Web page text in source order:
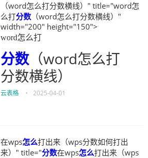
（word怎么打分数横线）" title="word怎
么打分数 （word怎么打分数横线）"
width="200" height="150">
word怎么打
分数（word怎么打
分数横线）
云表格 • 2025-04-01
在wps怎么打出来（wps分数如何打出
来）" title="分数在wps怎么打出来（wps